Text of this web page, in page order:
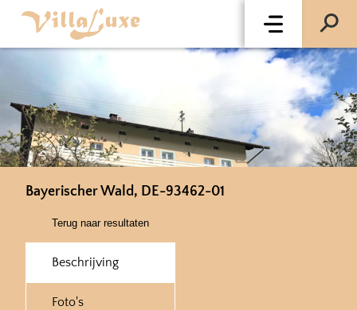
Bayerischer Wald, DE-93462-01
Terug naar resultaten
Beschrijving
Foto's